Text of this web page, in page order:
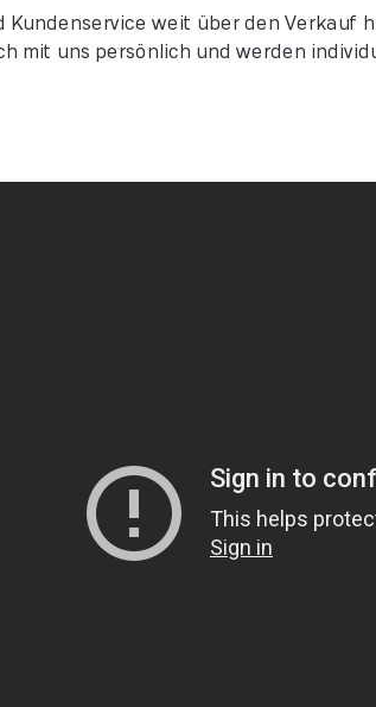
Kundenservice weit über den
mit uns persönlich und werden